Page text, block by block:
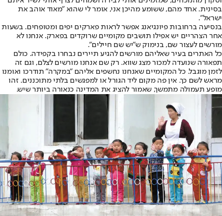
בסינית. אחד מהם, ששומע מהיכן אני, אומר לי שהוא "מאוד אוהב את
ישראל".
בנסיעה ברחובות פיונגיאנג אפשר לראות פארקים יפים ומטופחים. בשעות
אחר הצהריים יש אפילו תושבים מקומיים שרוקדים בפארק. אנחנו לא
מורשים לעצור שם, בנימוק ש"יש שם חיילים".
כל האתרים בעיר שאליהם מורשים להגיע תיירים נבחרו בקפידה. כולם
תפאורה שנועדה למכור מצג שווא. רק שם אנחנו מורשים לצלם, וגם זה
לזמן מוגבל. כל המקומיים שאנחנו נחשפים אליהם "במקרה" תודרכו ואומנו
מראש לשם כך. אין פה מקום ליד הגורל או למפגשים בלתי מתוכננים. זהו
מופע תעמולה מתמשך, שאמור להציג את המדינה כנאורה ביותר שיש.